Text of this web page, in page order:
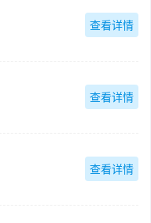
查看详情
查看详情
查看详情